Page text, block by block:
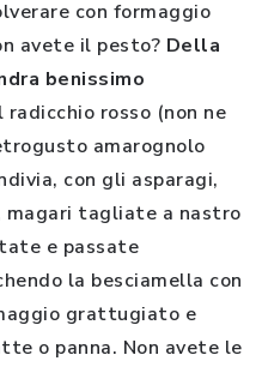
con formaggio
avete il pesto? Della
benissimo
rosso (non ne
amarognolo
con gli asparagi,
magari tagliate a nastro
e passate
la besciamella con
grattugiato e
o panna. Non avete le